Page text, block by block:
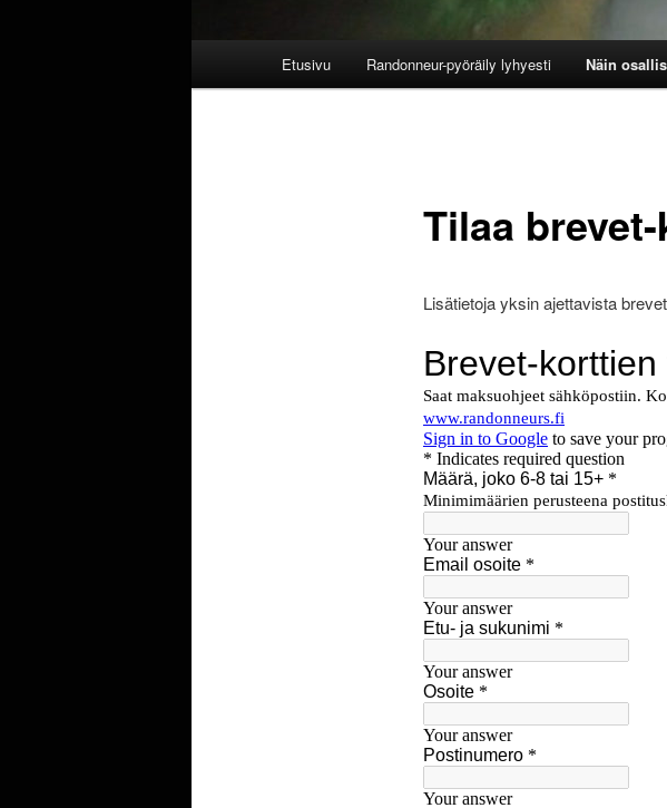
Etusivu Randonneur-pyöräily lyhyesti Näin
Tilaa
Lisätietoja yksin ajettavista